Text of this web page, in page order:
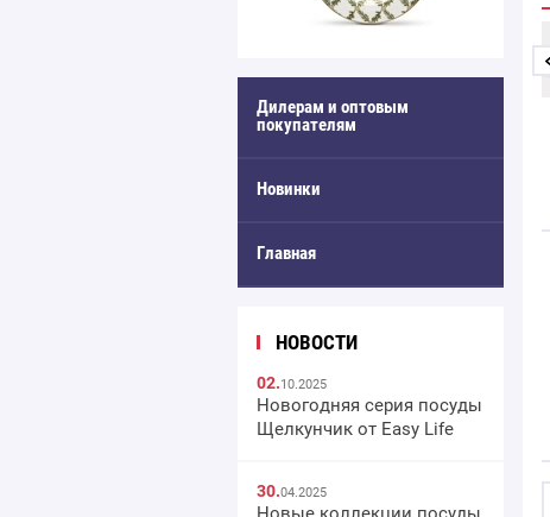
Дилерам и оптовым
покупателям
Новинки
Главная
НОВОСТИ
02.10.2025
Новогодняя серия посуды
Щелкунчик от Easy Life
30.04.2025